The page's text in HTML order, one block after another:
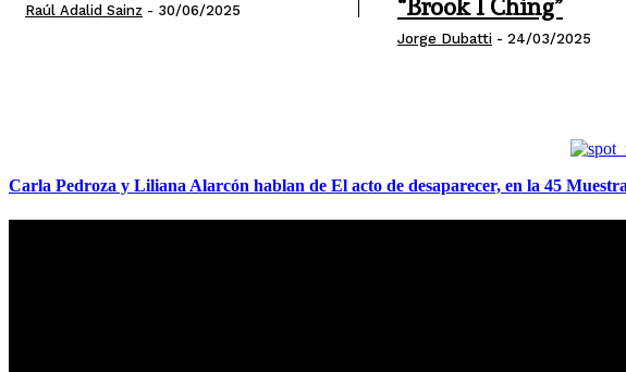
Raúl Adalid Sainz - 30/06/2025
“Brook I Ching”
Jorge Dubatti - 24/03/2025
Carla Pedroza y Liliana Alarcón hablan de El acto de desaparecer, en la 45